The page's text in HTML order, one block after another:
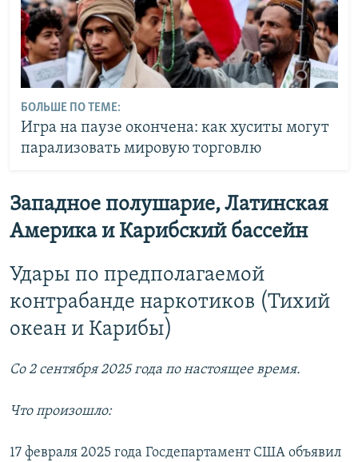
БОЛЬШЕ ПО ТЕМЕ:
Игра на паузе окончена: как хуситы могут
парализовать мировую торговлю
Западное полушарие, Латинская
Америка и Карибский бассейн
Удары по предполагаемой
контрабанде наркотиков (Тихий
океан и Карибы)
Со 2 сентября 2025 года по настоящее время.
Что произошло:
17 февраля 2025 года Госдепартамент США объявил